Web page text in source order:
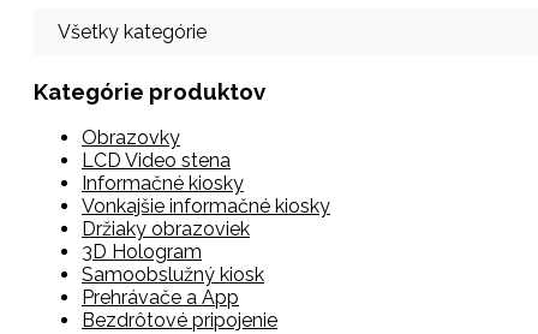
Všetky kategórie
Kategórie produktov
Obrazovky
LCD Video stena
Informačné kiosky
Vonkajšie informačné kiosky
Držiaky obrazoviek
3D Hologram
Samoobslužný kiosk
Prehrávače a App
Bezdrôtové pripojenie